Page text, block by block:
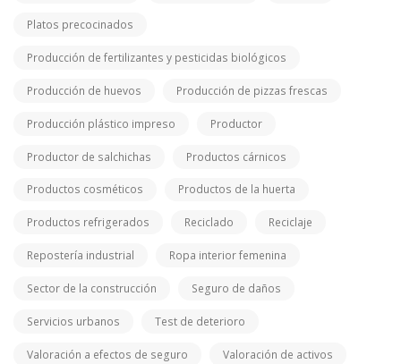
Platos precocinados
Producción de fertilizantes y pesticidas biológicos
Producción de huevos Producción de pizzas frescas
Producción plástico impreso Productor
Productor de salchichas Productos cárnicos
Productos cosméticos Productos de la huerta
Productos refrigerados Reciclado Reciclaje
Repostería industrial Ropa interior femenina
Sector de la construcción Seguro de daños
Servicios urbanos Test de deterioro
Valoración a efectos de seguro Valoración de activos